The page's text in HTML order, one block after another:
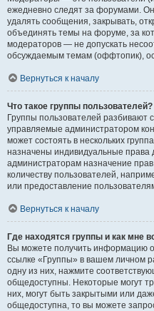
ежедневно следят за форумами.
удалять сообщения, закрывать,
объединять темы на форуме, за
модераторов — не допускать
обсуждаемым темам (оффтопик),
Вернуться к началу
Что такое группы пользователей?
Группы пользователей разбивают
управляемые администратором
может состоять в нескольких
назначены индивидуальные права
администраторам назначение
количеству пользователей,
или предоставление
Вернуться к началу
Где находятся группы и как мне
Вы можете получить информацию
ссылке «Группы» в вашем личном
одну из них, нажмите
общедоступны. Некоторые могут
них, могут быть закрытыми или
общедоступна, то вы можете